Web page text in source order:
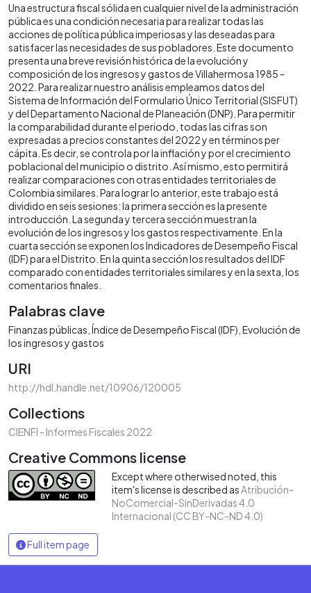
Una estructura fiscal sólida en cualquier nivel de la administración
pública es una condición necesaria para realizar todas las
acciones de política pública imperiosas y las deseadas para
satisfacer las necesidades de sus pobladores. Este documento
presenta una breve revisión histórica de la evolución y
composición de los ingresos y gastos de Villahermosa 1985 -
2022. Para realizar nuestro análisis empleamos datos del
Sistema de Información del Formulario Único Territorial (SISFUT)
y del Departamento Nacional de Planeación (DNP). Para permitir
la comparabilidad durante el periodo, todas las cifras son
expresadas a precios constantes del 2022 y en términos per
cápita. Es decir, se controla por la inflación y por el crecimiento
poblacional del municipio o distrito. Así mismo, esto permitirá
realizar comparaciones con otras entidades territoriales de
Colombia similares. Para lograr lo anterior, este trabajo está
dividido en seis sesiones: la primera sección es la presente
introducción. La segunda y tercera sección muestran la
evolución de los ingresos y los gastos respectivamente. En la
cuarta sección se exponen los Indicadores de Desempeño Fiscal
(IDF) para el Distrito. En la quinta sección los resultados del IDF
comparado con entidades territoriales similares y en la sexta, los
comentarios finales.
Palabras clave
Finanzas públicas Índice de Desempeño Fiscal (IDF) Evolución de
los ingresos y gastos
URI
http://hdl.handle.net/10906/120005
Collections
CIENFI - Informes Fiscales 2022
Creative Commons license
Except where otherwised noted, this
item's license is described asAtribución-
NoComercial-SinDerivadas 4.0
Internacional (CC BY-NC-ND 4.0)
Full item page